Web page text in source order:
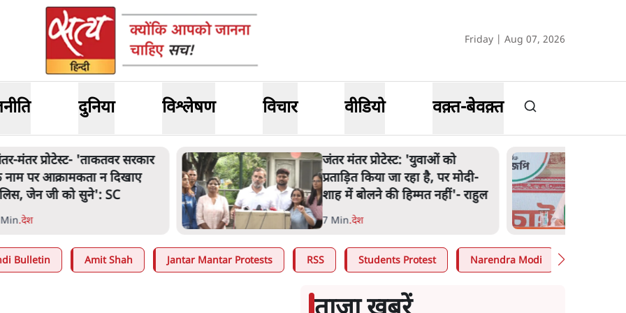
Friday | Aug 07, 2026
दुनिया विश्लेषण विचार वीडियो वक़्त-बेवक़्त
मंतर प्रोटेस्ट- 'ताकतवर सरकार
पर आक्रामकता न दिखाए
जेन जी को सुने': SC
.देश
जंतर मंतर प्रोटेस्ट: 'युवाओं को
प्रताड़ित किया जा रहा है, पर मोदी-
शाह में बोलने की हिम्मत नहीं'- राहुल
7 Min.देश
Bulletin Amit Shah Jantar Mantar Protests RSS Students Protest Narendra Modi